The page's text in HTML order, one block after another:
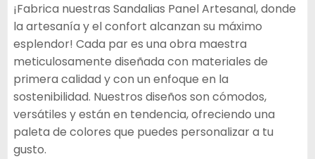
¡Fabrica nuestras Sandalias Panel Artesanal, donde
la artesanía y el confort alcanzan su máximo
esplendor! Cada par es una obra maestra
meticulosamente diseñada con materiales de
primera calidad y con un enfoque en la
sostenibilidad. Nuestros diseños son cómodos,
versátiles y están en tendencia, ofreciendo una
paleta de colores que puedes personalizar a tu
gusto.